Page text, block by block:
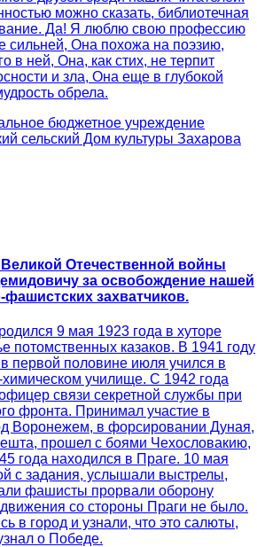
можно сказать, библиотечная
Да! Я люблю свою профессию
сильней, Она похожа на поэзию,
в ней, Она, как стих, не терпит
и зла, Она еще в глубокой
обрела.
бюджетное учреждение
сельский Дом культуры Захарова
Отечественной войны
за освобождение нашей
захватчиков.
9 мая 1923 года в хуторе
потомственных казаков. В 1941 году
первой половине июля учился в
училище. С 1942 года
связи секретной службы при
фронта. Принимал участие в
Воронежем, в форсировании Дуная,
прошел с боями Чехословакию,
года находился в Праге. 10 мая
с задания, услышали выстрелы,
фашисты прорвали оборону
движения со стороны Праги не было.
в город и узнали, что это салюты,
о Победе.